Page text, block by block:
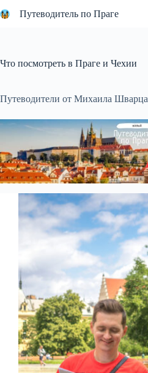
к
Путеводитель по Праге
Что посмотреть в Праге и Чехии
Путеводители от Михаила Шварца